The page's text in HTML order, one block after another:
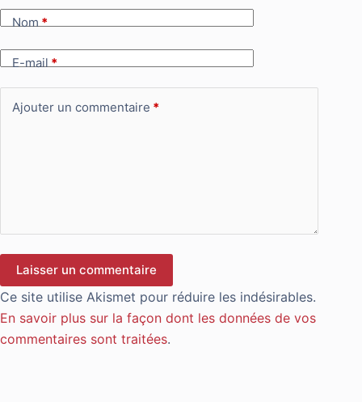
Nom *
E-mail *
Ajouter un commentaire *
Laisser un commentaire
Ce site utilise Akismet pour réduire les indésirables.
En savoir plus sur la façon dont les données de vos
commentaires sont traitées.